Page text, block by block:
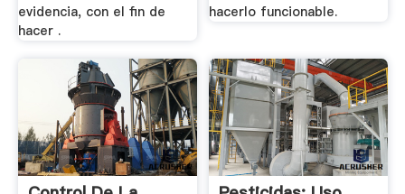
evidencia, con el fin de
hacer .
hacerlo funcionable.